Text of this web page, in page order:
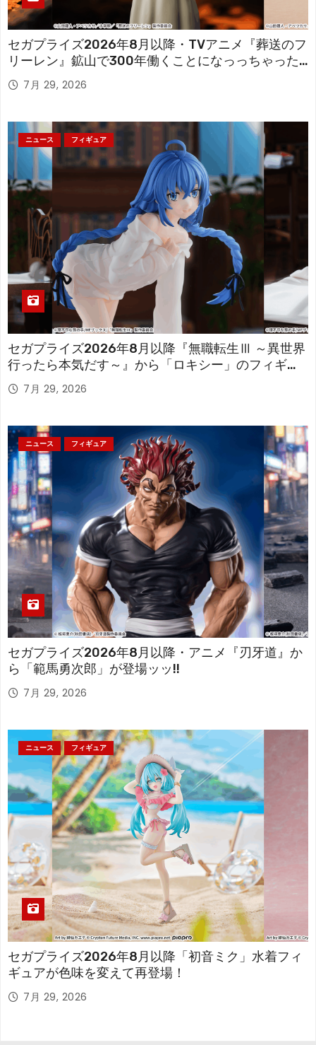
セガプライズ2026年8月以降・TVアニメ『葬送のフ
リーレン』鉱山で300年働くことになっっちゃった
「フリーレン」を立体化！
7月 29, 2026
ニュース フィギュア
セガプライズ2026年8月以降『無職転生Ⅲ ～異世界
行ったら本気だす～』から「ロキシー」のフィギュ
アが登場！
7月 29, 2026
ニュース フィギュア
セガプライズ2026年8月以降・アニメ『刃牙道』か
ら「範馬勇次郎」が登場ッッ!!
7月 29, 2026
ニュース フィギュア
セガプライズ2026年8月以降「初音ミク」水着フィ
ギュアが色味を変えて再登場！
7月 29, 2026